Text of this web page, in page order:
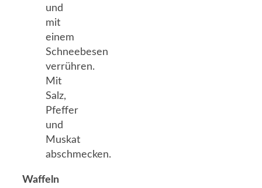
und
mit
einem
Schneebesen
verrühren.
Mit
Salz,
Pfeffer
und
Muskat
abschmecken.
Waffeln